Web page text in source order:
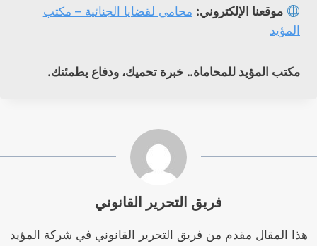
موقعنا الإلكتروني: محامي لقضايا الجنائية – مكتب
المؤيد
مكتب المؤيد للمحاماة.. خبرة تحميك، ودفاع يطمئنك.
فريق التحرير القانوني
هذا المقال مقدم من فريق التحرير القانوني في شركة المؤيد